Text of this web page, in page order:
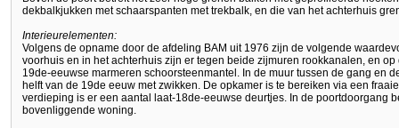
dekbalkjukken met schaarspanten met trekbalk, en die van het achterhuis
Interieurelementen:
Volgens de opname door de afdeling BAM uit 1976 zijn de volgende
voorhuis en in het achterhuis zijn er tegen beide zijmuren rookkanalen, en
19de-eeuwse marmeren schoorsteenmantel. In de muur tussen de gang en
helft van de 19de eeuw met zwikken. De opkamer is te bereiken via een
verdieping is er een aantal laat-18de-eeuwse deurtjes. In de poortdoorgang
bovenliggende woning.